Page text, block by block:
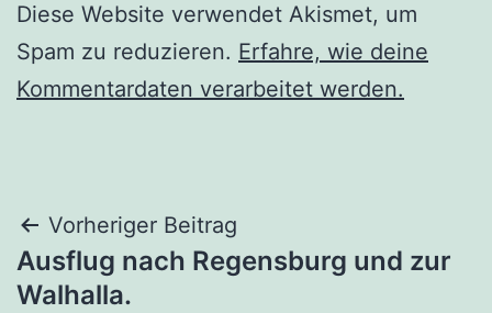
Diese Website verwendet Akismet, um
Spam zu reduzieren. Erfahre, wie deine
Kommentardaten verarbeitet werden.
Beitragsnavigation
Vorheriger Beitrag
Ausflug nach Regensburg und zur
Walhalla.